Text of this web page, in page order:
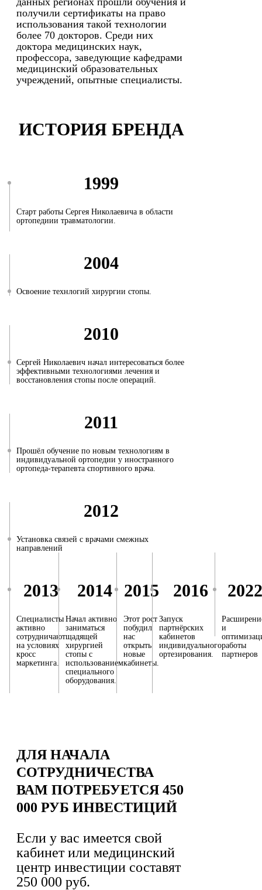
получили сертификаты на право
использования такой технологии
более 70 докторов. Среди них
доктора медицинских наук,
профессора, заведующие кафедрами
медицинский образовательных
учреждений, опытные специалисты.
ИСТОРИЯ БРЕНДА
1999
Старт работы Сергея Николаевича в области
ортопедиии травматологии.
2004
Освоение технлогий хирургии стопы.
2010
Сергей Николаевич начал интересоваться более
эффективными технологиями лечения и
восстановления стопы после операций.
2011
Прошёл обучение по новым технологиям в
индивидуальной ортопедии у иностранного
ортопеда-терапевта спортивного врача.
2012
Установка связей с врачами смежных
направлений
2013
Специалисты
активно
сотрудничают
на условиях
кросс
маркетинга.
2014
Начал активно
заниматься
щадящей
хирургией
стопы с
использованием
специального
оборудования.
2015
Этот рост
побудил
нас
открыть
новые
кабинеты.
2016
Запуск
партнёрских
кабинетов
индивидуального
ортезирования.
2022
и
работы
партнеров
ДЛЯ НАЧАЛА
СОТРУДНИЧЕСТВА
ВАМ ПОТРЕБУЕТСЯ 450
000 РУБ ИНВЕСТИЦИЙ
Если у вас имеется свой
кабинет или медицинский
центр инвестиции составят
250 000 руб.